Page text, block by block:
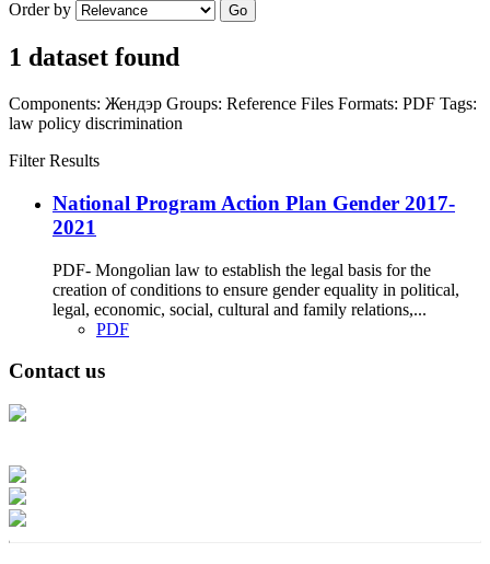
Order by Go
1 dataset found
Components: Жендэр Groups: Reference Files Formats: PDF Tags:
law policy discrimination
Filter Results
National Program Action Plan Gender 2017-
2021
PDF- Mongolian law to establish the legal basis for the
creation of conditions to ensure gender equality in political,
legal, economic, social, cultural and family relations,...
PDF
Contact us